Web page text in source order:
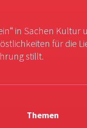
in Sachen
für die
stillt.
Themen